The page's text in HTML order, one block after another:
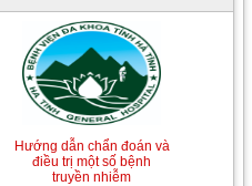
Hướng dẫn chẩn đoán và
điều trị một số bệnh
truyền nhiễm